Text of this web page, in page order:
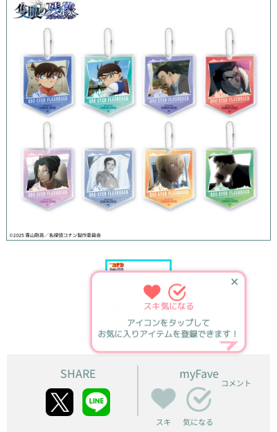
✕
スキ気になる
アイコンをタップして
お気に入りアイテムを登録できます！
SHARE myFave
スキ 気になる
コメント